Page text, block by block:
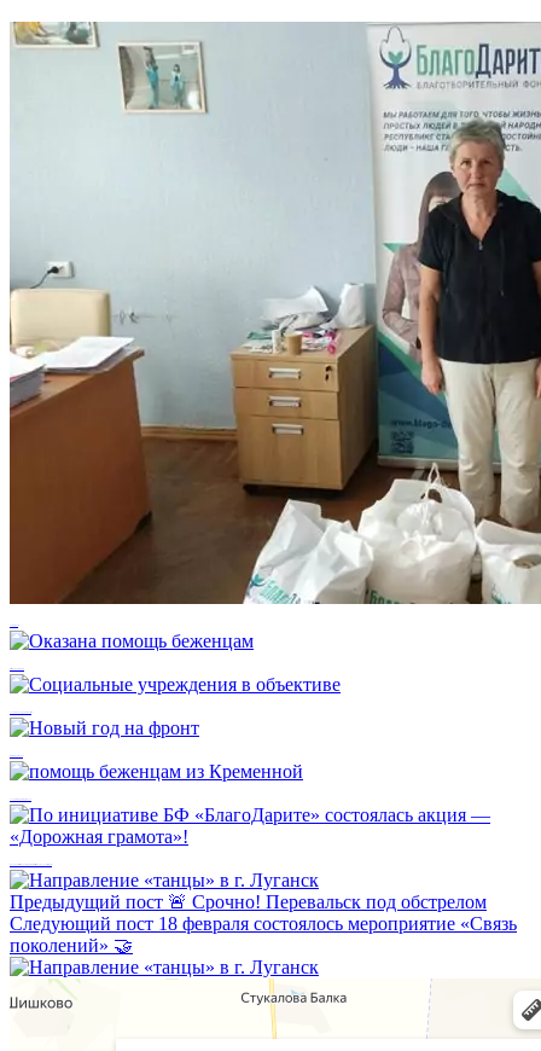
Предыдущий пост 🚨 Срочно! Перевальск под обстрелом
Следующий пост 18 февраля состоялось мероприятие «Связь
поколений» 🤝